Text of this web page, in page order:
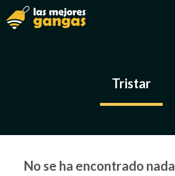
Saltar
al
Tristar
No se ha encontrado nada